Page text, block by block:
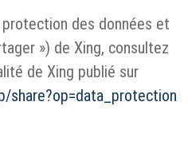
des données et
») de Xing, consultez
de Xing publié sur
share?op=data_protection